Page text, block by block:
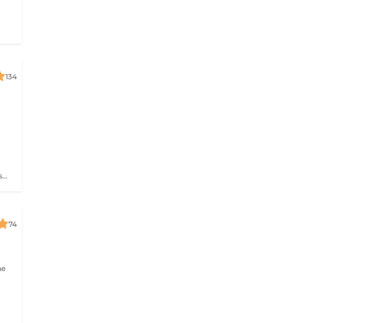
134
QU'EST-CE QUE LA MADEROTHÉRAPIE? La maderothérapie c'est une technique de massage issue de la médecine orientale et qui consiste en l'application d'un massage corporel ou facial avec des instruments en bois, ce qui permet un remodelage complet. Les différentes formes et tailles de ces instruments permettent d'appliquer le massage avec plus ou moins d'intensité, en plus de l'adapter aux différentes parties du corps. De nos jours, ce type de massage peut être appliqué sur pratiquement tout le corps : jambes, abdomen, taille, flancs, dos et bras, ainsi que sur le visage et une partie du cou (double menton). Un des grands avantages de ce traitement c'est qu'il est totalement naturel puisqu'il est réalisé avec des instruments en bois et qu'il est non-invasif. Objectifs: Réduire la graisse et la cellulite. Activer la circulation sanguine et lymphatique. Réduire le contour et modeler la silhouette. Drainer et tonifier la peau. Créer également un effet relaxant sur la musculature. Fournir une hydratation supplémentaire à la peau. Stimuler l'équilibre énergétique. LA MADEROTHÉRAPIE FACIALE c'est un complément parfait des traitements de rajeunissement, qui : a des effets raffermissants et tonifiants, active la circulation sanguine et lymphatique du visage, contribuant ainsi à améliorer l'apparence de la peau, active la production de collagène et d'élastine, agit également sur les muscles du visage, apportant de la tonicité .
74